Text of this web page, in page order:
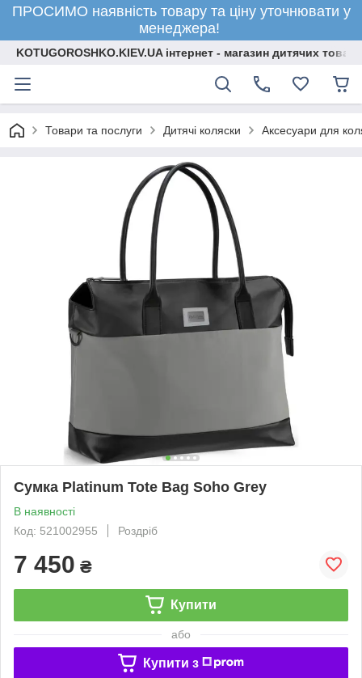
ПРОСИМО наявність товару та ціну уточнювати у
менеджера!
KOTUGOROSHKO.KIEV.UA інтернет - магазин дитячих
Товари та послуги Дитячі коляски Аксесуари для
Сумка Platinum Tote Bag Soho Grey
В наявності
Код: 521002955
Роздріб
7 450 ₴
Купити
або
Купити з